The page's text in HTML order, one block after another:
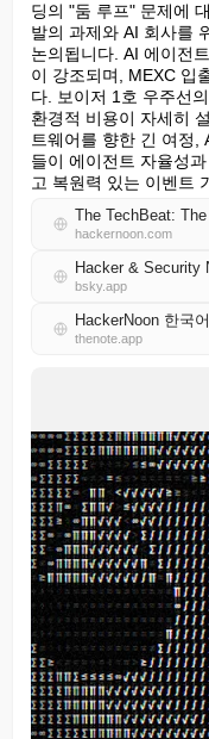
딩의 "둠 루프" 문제에
발의 과제와 AI 회사를
논의됩니다. AI 에이전
이 강조되며, MEXC 입
다. 보이저 1호 우주선
환경적 비용이 자세히
트웨어를 향한 긴 여정,
들이 에이전트 자율성
고 복원력 있는 이벤트
hackernoon.com
bsky.app
HackerNoon 한국
thenote.app